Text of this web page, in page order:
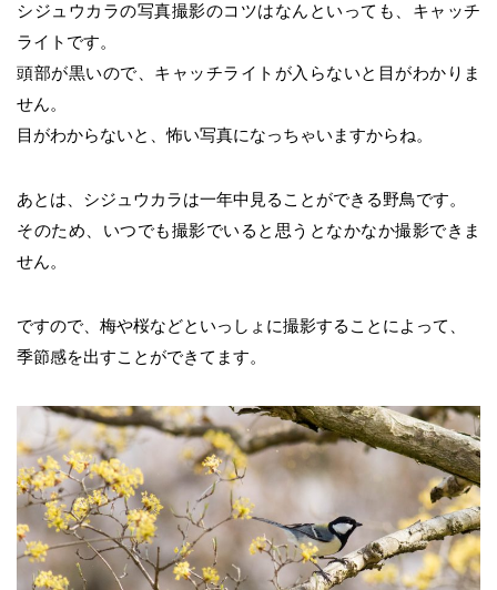
シジュウカラの写真撮影のコツはなんといっても、キャッチ
ライトです。
頭部が黒いので、キャッチライトが入らないと目がわかりま
せん。
目がわからないと、怖い写真になっちゃいますからね。
あとは、シジュウカラは一年中見ることができる野鳥です。
そのため、いつでも撮影でいると思うとなかなか撮影できま
せん。
ですので、梅や桜などといっしょに撮影することによって、
季節感を出すことができてます。